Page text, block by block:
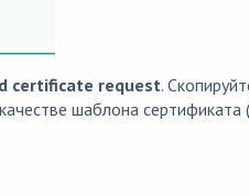
certificate request.
шаблона сертификата (